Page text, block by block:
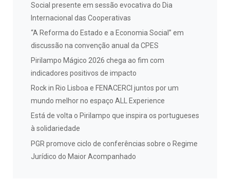
Social presente em sessão evocativa do Dia
Internacional das Cooperativas
“A Reforma do Estado e a Economia Social” em
discussão na convenção anual da CPES
Pirilampo Mágico 2026 chega ao fim com
indicadores positivos de impacto
Rock in Rio Lisboa e FENACERCI juntos por um
mundo melhor no espaço ALL Experience
Está de volta o Pirilampo que inspira os portugueses
à solidariedade
PGR promove ciclo de conferências sobre o Regime
Jurídico do Maior Acompanhado